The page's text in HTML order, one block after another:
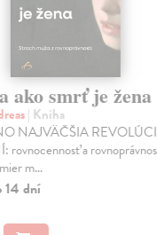
ako smrť je žena
| Kniha
NAJVÄČŠIA
a
m...
14 dní